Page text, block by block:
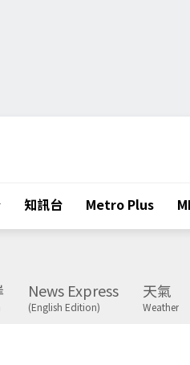
知訊台 Metro Plus
News Express
(English Edition)
天氣
Weather